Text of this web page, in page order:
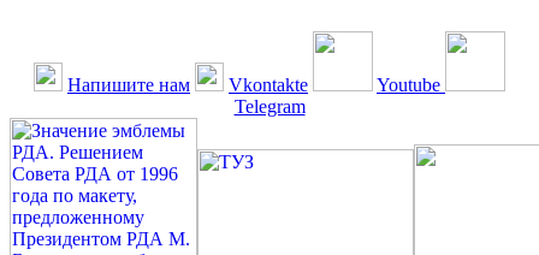
Напишите нам Vkontakte
Youtube
Telegram